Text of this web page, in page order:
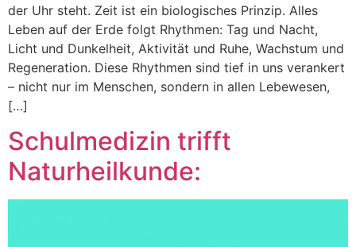
der Uhr steht. Zeit ist ein biologisches Prinzip. Alles
Leben auf der Erde folgt Rhythmen: Tag und Nacht,
Licht und Dunkelheit, Aktivität und Ruhe, Wachstum und
Regeneration. Diese Rhythmen sind tief in uns verankert
– nicht nur im Menschen, sondern in allen Lebewesen,
[…]
Schulmedizin trifft
Naturheilkunde: